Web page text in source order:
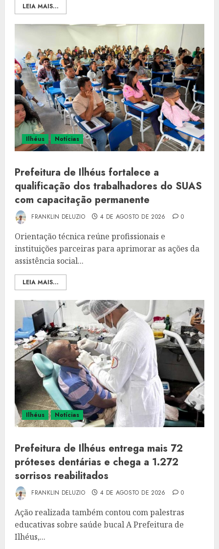
LEIA MAIS...
Ilhéus Notícias
Prefeitura de Ilhéus fortalece a
qualificação dos trabalhadores do SUAS
com capacitação permanente
FRANKLIN DELUZIO 4 DE AGOSTO DE 2026 0
Orientação técnica reúne profissionais e
instituições parceiras para aprimorar as ações da
assistência social...
LEIA MAIS...
Ilhéus Notícias
Prefeitura de Ilhéus entrega mais 72
próteses dentárias e chega a 1.272
sorrisos reabilitados
FRANKLIN DELUZIO 4 DE AGOSTO DE 2026 0
Ação realizada também contou com palestras
educativas sobre saúde bucal A Prefeitura de
Ilhéus,...